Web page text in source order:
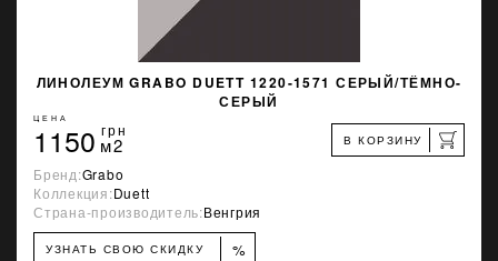
ЛИНОЛЕУМ GRABO DUETT 1220-1571 СЕРЫЙ/ТЁМНО-
СЕРЫЙ
ЦЕНА
1150 грн
м2 В КОРЗИНУ
Бренд:Grabo
Коллекция:Duett
Страна-производитель:Венгрия
УЗНАТЬ СВОЮ СКИДКУ %